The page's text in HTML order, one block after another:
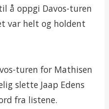
å oppgi Davos-turen
var helt og holdent
turen for Mathisen
slette Jaap Edens
fra listene.